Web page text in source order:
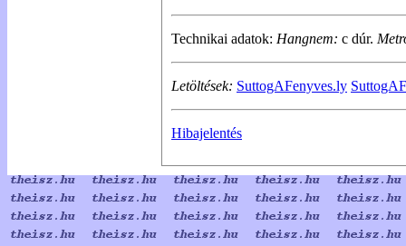
Technikai adatok: Hangnem: c dúr.
Letöltések: SuttogAFenyves.ly
Hibajelentés